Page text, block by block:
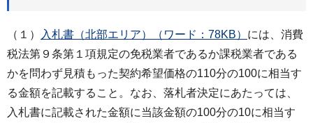
（１） 入札書（北部エリア）（ワード：78KB） には、消費
税法第９条第１項規定の免税業者であるか課税業者である
かを問わず見積もった契約希望価格の110分の100に相当す
る金額を記載すること。なお、落札者決定にあたっては、
入札書に記載された金額に当該金額の100分の10に相当す